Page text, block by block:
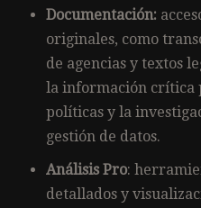
Documentación:
originales, como
de agencias y textos
la información crítica
políticas y la
gestión de datos.
Análisis Pro:
detallados y